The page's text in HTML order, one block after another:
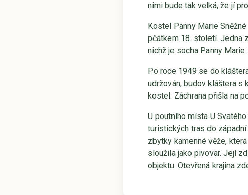
nimi bude tak velká, že jí
Kostel Panny Marie
pčátkem 18. století. Jedna
nichž je socha Panny
Po roce 1949 se do
udržován, budov kláštera s
kostel. Záchrana přišla na
U poutního místa U
turistických tras do
zbytky kamenné věže,
sloužila jako pivovar. Její
objektu. Otevřená krajina